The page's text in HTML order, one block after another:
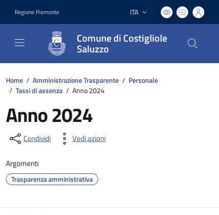
Regione Piemonte Lingua attiva:
ITA
Comune di Costigliole
Saluzzo
Home / Amministrazione Trasparente / Personale
/ Tassi di assenza / Anno 2024
Anno 2024
Condividi Vedi azioni
Argomenti
Trasparenza amministrativa